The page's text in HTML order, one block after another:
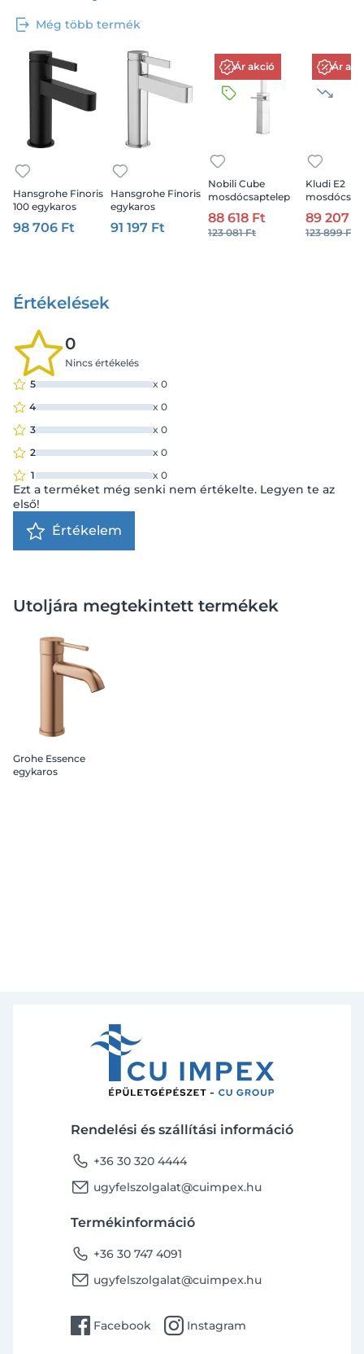
Még több termék
Hansgrohe Finoris
100 egykaros
mosdócsaptelep
Push-Open
98 706 Ft
Hansgrohe Finoris
egykaros
mosdócsaptelep
110, coolstart, push-
91 197 Ft
Ár akció
Nobili Cube
mosdócsaptelep
magasított króm
88 618 Ft
123 081 Ft
Ár
Kludi E2
cm
89 207
123 899 Ft
Értékelések
0
Nincs értékelés
5
x 0
4
x 0
3
x 0
2
x 0
1
x 0
Ezt a terméket még senki nem értékelte. Legyen te az
első!
Értékelem
Utoljára megtekintett termékek
Grohe Essence
egykaros
Rendelési és szállítási információ
phone +36 30 320 4444
email ugyfelszolgalat@cuimpex.hu
Termékinformáció
phone +36 30 747 4091
email ugyfelszolgalat@cuimpex.hu
facebook Facebook instagram Instagram